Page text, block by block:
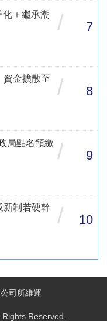
＋繼承潮
/ 7
資金擴散至
/ 8
局點名預繳 / 9
新制若硬幹
/ 10
司所維運
Reserved.